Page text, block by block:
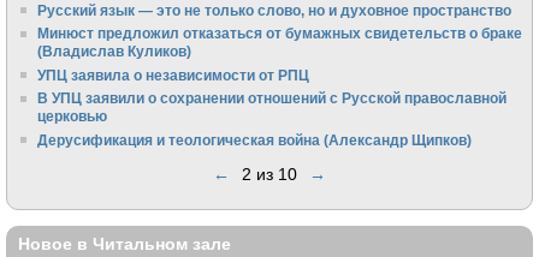
Русский язык — это не только слово, но и духовное пространство
Минюст предложил отказаться от бумажных свидетельств о браке
(Владислав Куликов)
УПЦ заявила о независимости от РПЦ
В УПЦ заявили о сохранении отношений с Русской православной
церковью
Дерусификация и теологическая война (Александр Щипков)
← 2 из 10 →
Новое в Читальном зале